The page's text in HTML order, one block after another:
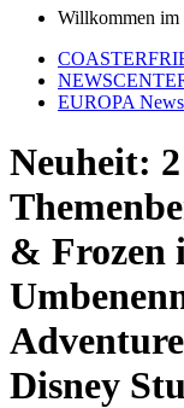
Willkommen im
EUROPA News
Neuheit:
& Frozen
Disney